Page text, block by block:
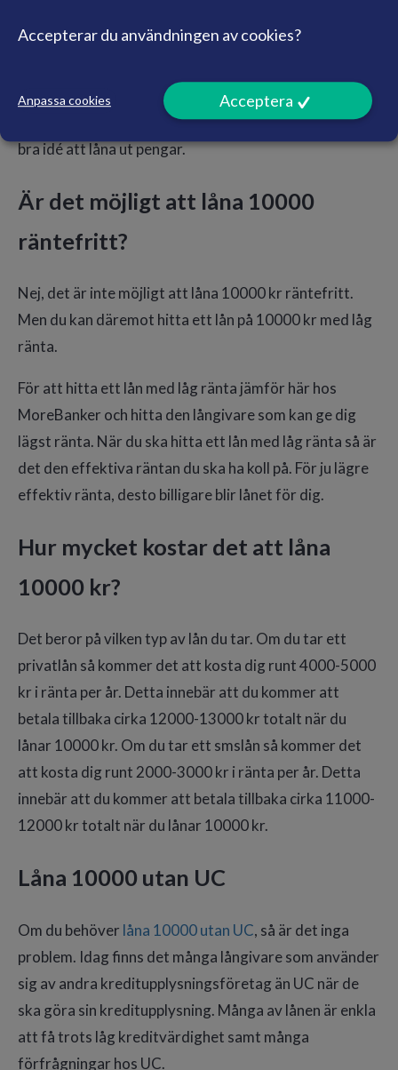
kanaler. Därför behöver du inte tänka på att leta fram
kan långivaren ta en automatisk kreditkoll, vilket
betyder att långivaren kan värdera huruvida det är en
bra idé att låna ut pengar.
Är det möjligt att låna 10000
räntefritt?
Nej, det är inte möjligt att låna 10000 kr räntefritt.
Men du kan däremot hitta ett lån på 10000 kr med låg
ränta.
För att hitta ett lån med låg ränta jämför här hos
MoreBanker och hitta den långivare som kan ge dig
lägst ränta. När du ska hitta ett lån med låg ränta så är
det den effektiva räntan du ska ha koll på. För ju lägre
effektiv ränta, desto billigare blir lånet för dig.
Hur mycket kostar det att låna
10000 kr?
Det beror på vilken typ av lån du tar. Om du tar ett
privatlån så kommer det att kosta dig runt 4000-5000
kr i ränta per år. Detta innebär att du kommer att
betala tillbaka cirka 12000-13000 kr totalt när du
lånar 10000 kr. Om du tar ett smslån så kommer det
att kosta dig runt 2000-3000 kr i ränta per år. Detta
innebär att du kommer att betala tillbaka cirka 11000-
12000 kr totalt när du lånar 10000 kr.
Låna 10000 utan UC
Om du behöver låna 10000 utan UC, så är det inga
problem. Idag finns det många långivare som använder
sig av andra kreditupplysningsföretag än UC när de
ska göra sin kreditupplysning. Många av lånen är enkla
att få trots låg kreditvärdighet samt många
förfrågningar hos UC.
Accepterar du användningen av cookies?
Anpassa cookies Acceptera